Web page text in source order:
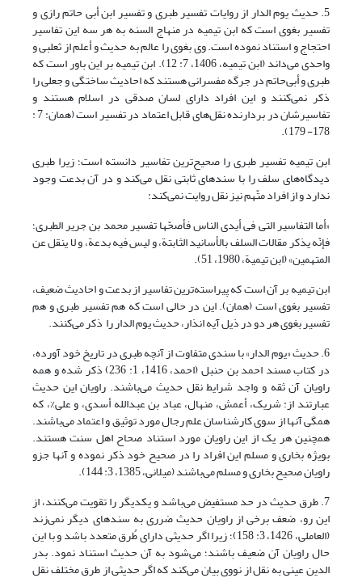
5. حدیث یوم الدار از روایات تفسیر طبری و تفسیر ابن أبی حاتم رازی و
تفسیر بغوی است که ابن تیمیه در منهاج السنه به هر سه این تفاسیر
احتجاج و استناد نموده است. وی بغوی را عالم به حدیث و أعلم از ثعلبی و
واحدی می‌داند (ابن تیمیه، 1406، 7: 12). ابن تیمیه بر این باور است که
طبری و أبی‌حاتم در جرگه مفسرانی هستند که احادیث ساختگی و جعلی را
ذکر نمی‌کنند و این افراد دارای لسان صدقی در اسلام هستند و
تفاسیرشان در بردارنده نقل‌های قابل اعتماد در تفسیر است (همان: 7 :
178- 179).
ابن تیمیه تفسیر طبری را صحیح‌ترین تفاسیر دانسته است؛ زیرا طبری
دیدگاه‌های سلف را با سندهای ثابتی نقل می‌کند و در آن بدعت وجود
ندارد و از افراد متّهم نیز نقل روایت نمی‌کند:
«أما التفاسیر التی فی أیدی الناس فأصحّها تفسیر محمد بن جریر الطبری؛
فإنّه یذکر مقالات السلف بالأسانید الثابتة، و لیس فیه بدعة، و لا ینقل عن
المتهمین» (ابن تیمیة، 1980، 51).
ابن تیمیه بر آن است که پیراسته‌ترین تفاسیر از بدعت و احادیث ضعیف،
تفسیر بغوی است (همان). این در حالی است که هم تفسیر طبری و هم
تفسیر بغوی هر دو در ذیل آیه انذار، حدیث یوم الدار را ذکر می‌کنند.
6. حدیث «یوم الدار» با سندی متفاوت از آنچه طبری در تاریخ خود آورده،
در کتاب مسند احمد بن حنبل (احمد، 1416، 1: 236) ذکر شده و همه
راویان آن ثقه و واجد شرایط نقل حدیث می‌باشند. راویان این حدیث
عبارتند از: شریک، أعمش، منهال، عباد بن عبدالله أسدی، و علی%، که
همگی آنها از سوی کارشناسان علم رجال مورد توثیق و اعتماد می‌باشند.
همچنین هر یک از این راویان مورد استناد صحاح اهل سنت هستند.
بویژه بخاری و مسلم این افراد را در صحیح خود ذکر نموده و آنها جزو
راویان صحیح بخاری و مسلم می‌باشند (میلانی، 1385، 3: 144).
7. طرق حدیث در حد مستفیض می‌باشد و یکدیگر را تقویت می‌کنند، از
این رو، ضعف برخی از راویان حدیث ضرری به سندهای دیگر نمی‌زند
(العاملی، 1426، 3: 158)؛ زیرا اگر حدیثی دارای طُرق متعدد باشد و با این
حال راویان آن ضعیف باشند؛ می‌شود به آن حدیث استناد نمود. بدر
الدین عینی به نقل از نووی بیان می‌کند که اگر حدیثی از طرق مختلف نقل